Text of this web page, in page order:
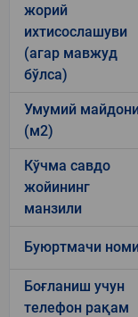
жорий
ихтисослашуви
(агар мавжуд
бўлса)
Умумий майдони
(м2)
Кўчма савдо
жойининг
манзили
Буюртмачи номи
Боғланиш учун
телефон рақам